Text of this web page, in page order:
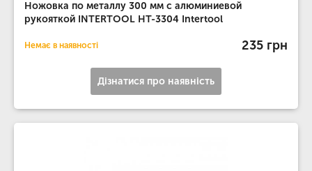
Ножовка по металлу 300 мм с алюминиевой
рукояткой INTERTOOL HT-3304 Intertool
Немає в наявності 235 грн
Дізнатися про наявність